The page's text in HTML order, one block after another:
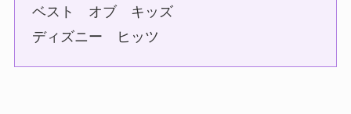
ベスト オブ キッズ
ディズニー ヒッツ